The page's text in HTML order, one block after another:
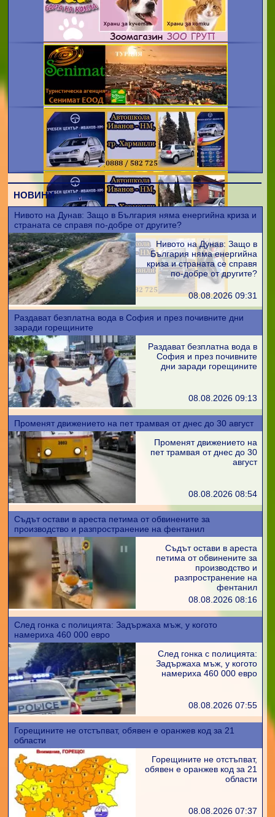
НОВИНИ
Нивото на Дунав: Защо в България няма енергийна криза и
страната се справя по-добре от другите?
Нивото на Дунав: Защо в
България няма енергийна
криза и страната се справя
по-добре от другите?
08.08.2026 09:31
Раздават безплатна вода в София и през почивните дни
заради горещините
Раздават безплатна вода в
София и през почивните
дни заради горещините
08.08.2026 09:13
Променят движението на пет трамвая от днес до 30 август
Променят движението на
пет трамвая от днес до 30
август
08.08.2026 08:54
Съдът остави в ареста петима от обвинените за
производство и разпространение на фентанил
Съдът остави в ареста
петима от обвинените за
производство и
разпространение на
фентанил
08.08.2026 08:16
След гонка с полицията: Задържаха мъж, у когото
намериха 460 000 евро
След гонка с полицията:
Задържаха мъж, у когото
намериха 460 000 евро
08.08.2026 07:55
Горещините не отстъпват, обявен е оранжев код за 21
области
Горещините не отстъпват,
обявен е оранжев код за 21
области
08.08.2026 07:37